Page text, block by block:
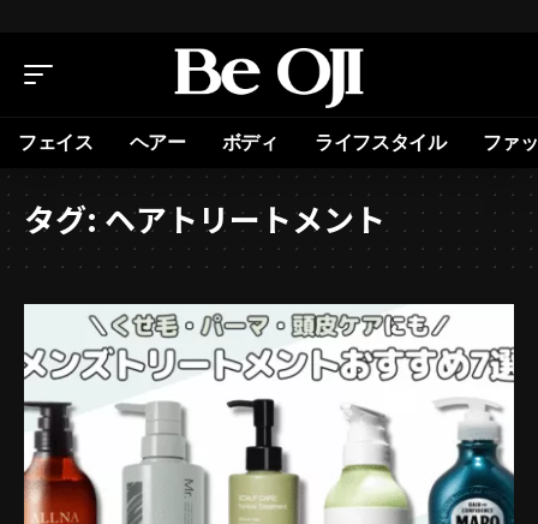
フェイス ヘアー ボディ ライフスタイル ファ
タグ:ヘアトリートメント